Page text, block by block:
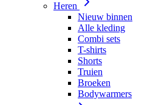
Heren
Nieuw binnen
Alle kleding
Combi sets
T-shirts
Shorts
Truien
Broeken
Bodywarmers